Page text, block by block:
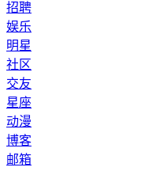
招聘
娱乐
明星
社区
交友
星座
动漫
博客
邮箱